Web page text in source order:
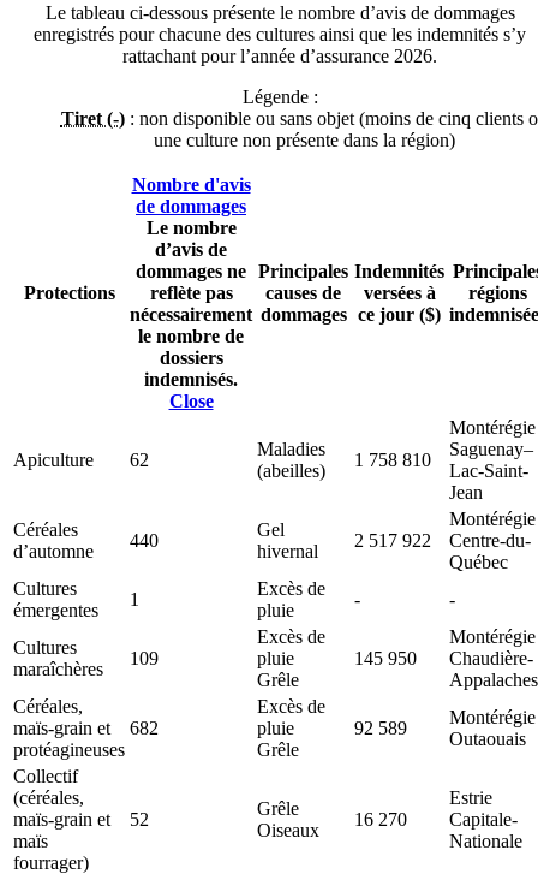
Le tableau ci-dessous présente le nombre d’avis de dommages
enregistrés pour chacune des cultures ainsi que les indemnités s’y
rattachant pour l’année d’assurance 2026.
Légende :
Tiret (-) : non disponible ou sans objet (moins de cinq clients
une culture non présente dans la région)
Protections
Nombre d'avis
de dommages
Le nombre
d’avis de
dommages ne
reflète pas
nécessairement
le nombre de
dossiers
indemnisés.
Close
Principales
causes de
dommages
Indemnités
versées à
ce jour ($)
régions
Apiculture 62
Maladies
(abeilles)
1 758 810
Montérégie
Saguenay–
Lac-Saint-
Jean
Céréales
d’automne
440
Gel
hivernal
2 517 922
Montérégie
Centre-du-
Québec
Cultures
émergentes
1
Excès de
pluie
- -
Cultures
maraîchères
109
Excès de
pluie
Grêle
145 950
Montérégie
Chaudière-
Appalaches
Céréales,
maïs-grain et
protéagineuses
682
Excès de
pluie
Grêle
92 589
Montérégie
Outaouais
Collectif
(céréales,
maïs-grain et
maïs
fourrager)
52
Grêle
Oiseaux
16 270
Estrie
Capitale-
Nationale